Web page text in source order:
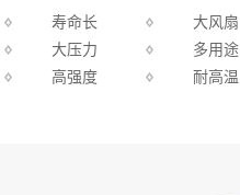
寿命长
大压力
高强度
大风扇
多用途
耐高温